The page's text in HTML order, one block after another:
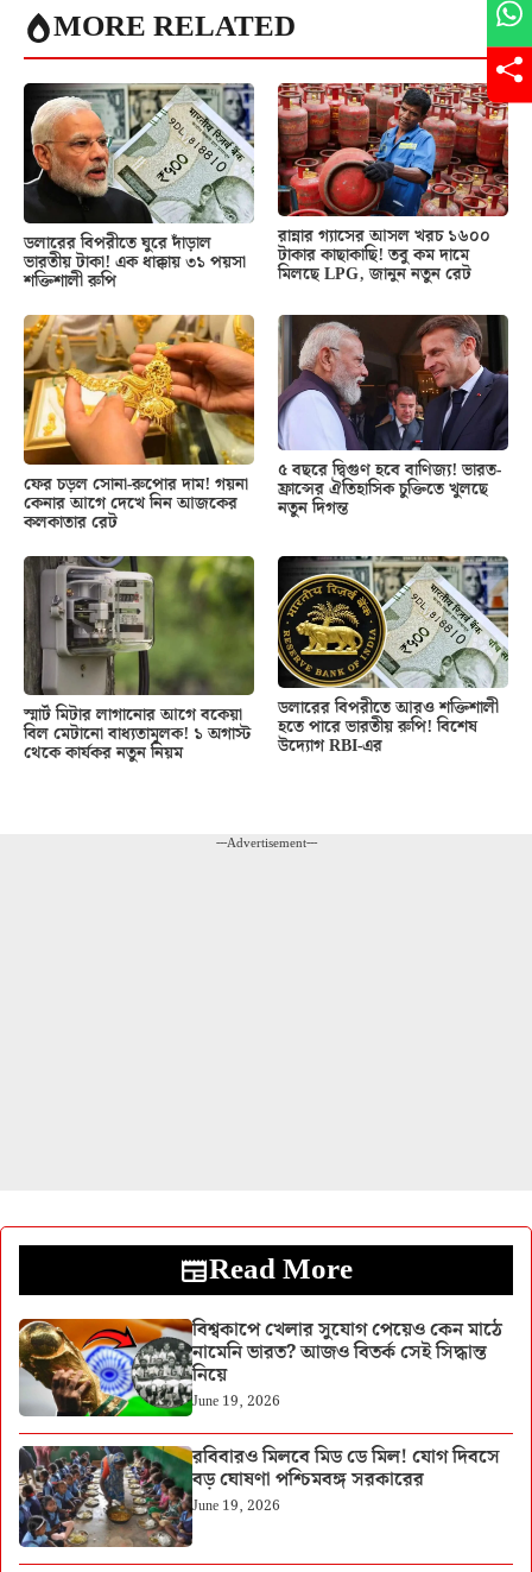
MORE RELATED
ডলারের বিপরীতে ঘুরে দাঁড়াল
ভারতীয় টাকা! এক ধাক্কায় ৩১ পয়সা
শক্তিশালী রুপি
রান্নার গ্যাসের আসল খরচ ১৬০০
টাকার কাছাকাছি! তবু কম দামে
মিলছে LPG, জানুন নতুন রেট
ফের চড়ল সোনা-রুপোর দাম! গয়না
কেনার আগে দেখে নিন আজকের
কলকাতার রেট
৫ বছরে দ্বিগুণ হবে বাণিজ্য! ভারত-
ফ্রান্সের ঐতিহাসিক চুক্তিতে খুলছে
নতুন দিগন্ত
স্মার্ট মিটার লাগানোর আগে বকেয়া
বিল মেটানো বাধ্যতামূলক! ১ অগাস্ট
থেকে কার্যকর নতুন নিয়ম
ডলারের বিপরীতে আরও শক্তিশালী
হতে পারে ভারতীয় রুপি! বিশেষ
উদ্যোগ RBI-এর
---Advertisement---
Read More
বিশ্বকাপে খেলার সুযোগ পেয়েও কেন মাঠে
নামেনি ভারত? আজও বিতর্ক সেই সিদ্ধান্ত
নিয়ে
June 19, 2026
রবিবারও মিলবে মিড ডে মিল! যোগ দিবসে
বড় ঘোষণা পশ্চিমবঙ্গ সরকারের
June 19, 2026